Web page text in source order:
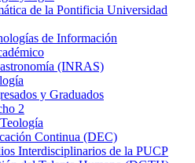
de la Pontificia Universidad
de Información
(INRAS)
y Graduados
2
Continua (DEC)
Interdisciplinarios de la PUCP